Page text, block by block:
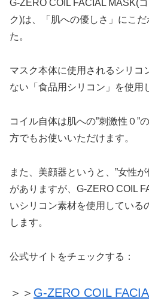
G-ZERO COIL FACIAL MASK(
ク)は、「肌への優しさ」にこ
た。
マスク本体に使用されるシリコ
ない「食品用シリコン」を使用
コイル自体は肌への”刺激性０”
方でもお使いいただけます。
また、美顔器というと、”女性
がありますが、G-ZERO COIL
いシリコン素材を使用している
します。
公式サイトをチェックする：
＞＞ G-ZERO COIL